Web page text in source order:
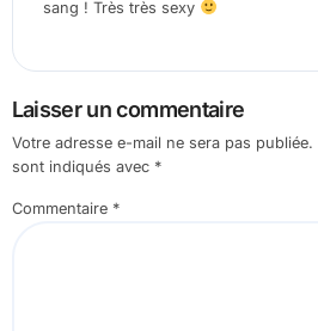
sang ! Très très sexy
Laisser un commentaire
Votre adresse e-mail ne sera pas publiée.
sont indiqués avec *
Commentaire *